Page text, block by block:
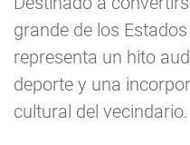
grande de los
representa un hito
deporte y una
cultural del vecindario.